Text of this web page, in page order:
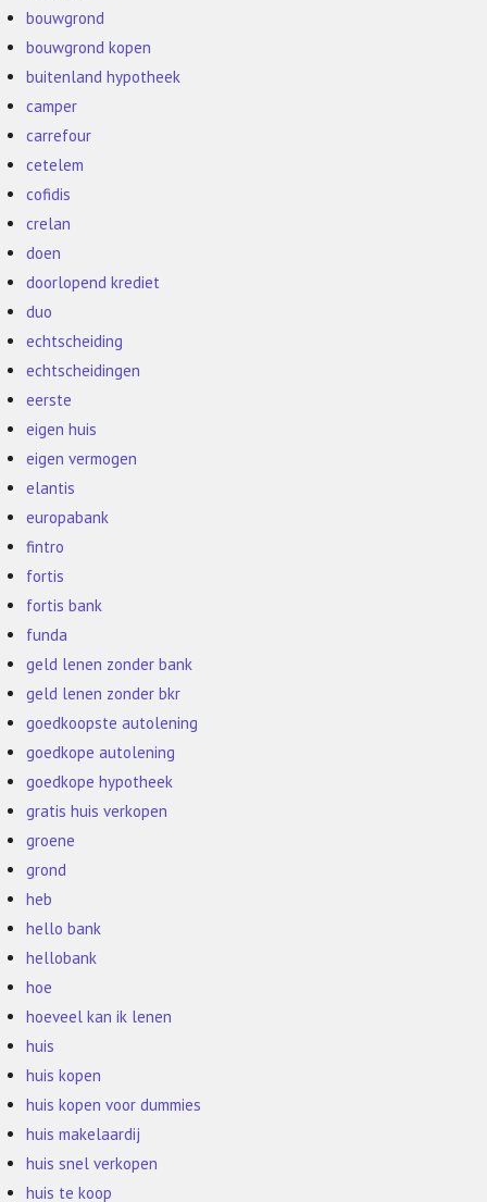
bouwgrond
bouwgrond kopen
buitenland hypotheek
camper
carrefour
cetelem
cofidis
crelan
doen
doorlopend krediet
duo
echtscheiding
echtscheidingen
eerste
eigen huis
eigen vermogen
elantis
europabank
fintro
fortis
fortis bank
funda
geld lenen zonder bank
geld lenen zonder bkr
goedkoopste autolening
goedkope autolening
goedkope hypotheek
gratis huis verkopen
groene
grond
heb
hello bank
hellobank
hoe
hoeveel kan ik lenen
huis
huis kopen
huis kopen voor dummies
huis makelaardij
huis snel verkopen
huis te koop